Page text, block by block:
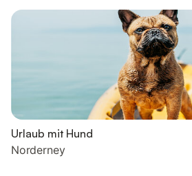
Urlaub mit Hund
Norderney